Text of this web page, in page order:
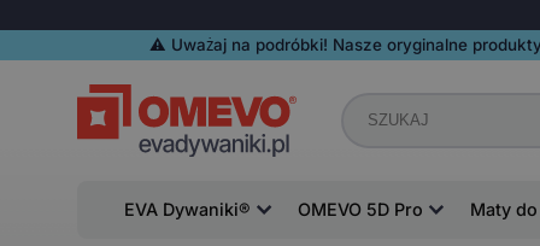
⚠️️ Uważaj na podróbki! Nasze oryginalne
EVA Dywaniki® OMEVO 5D Pro Maty